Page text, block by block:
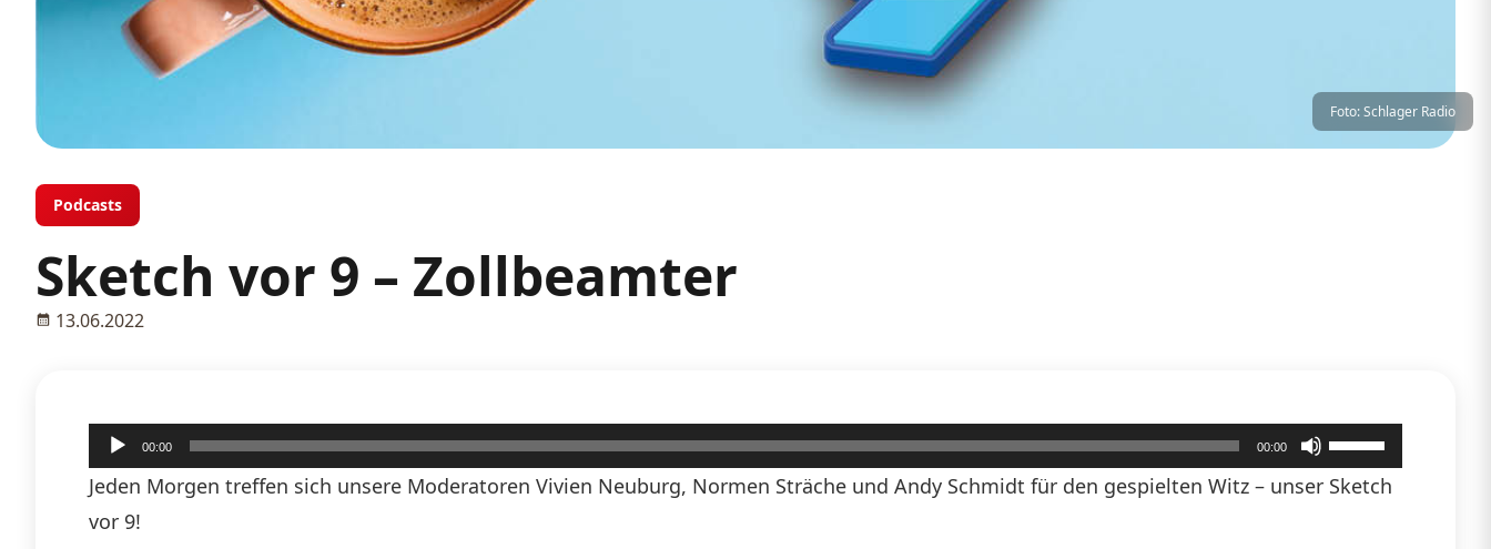
Foto: Schlager Radio
Podcasts
Sketch vor 9 – Zollbeamter
13.06.2022
Audio-
Player
00:00 00:00
Pfeiltasten
Hoch/Runter
Jeden Morgen treffen sich unsere Moderatoren Vivien Neuburg, Normen Sträche und Andy Schmidt für den gespielten Witz – unser Sketch
vor 9!